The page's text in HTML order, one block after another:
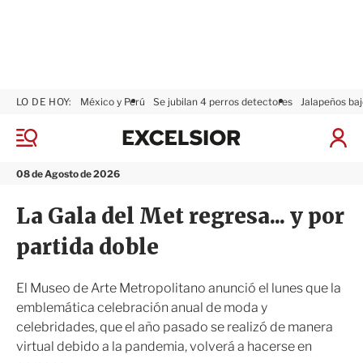
M
n
08 de Agosto de 2026
LO DE HOY: México y Perú Se jubilan 4 perros detectores Jalapeños
I
a
s
x
i
La Gala del Met regresa... y por
partida doble
El Museo de Arte Metropolitano anunció el lunes que la
emblemática celebración anual de moda y
celebridades, que el año pasado se realizó de manera
virtual debido a la pandemia, volverá a hacerse en